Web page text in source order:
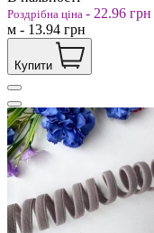
Роздрібна ціна - 22.96 грн
м - 13.94 грн
Купити